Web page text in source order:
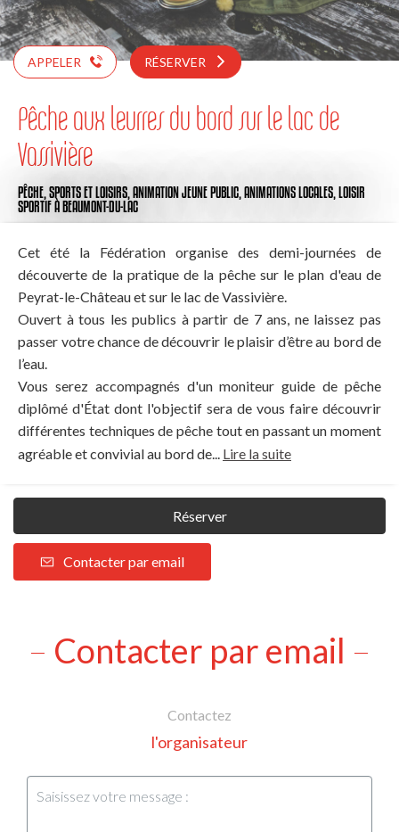
APPELER RÉSERVER
Pêche aux leurres du bord sur le lac de
Vassivière
PÊCHE, SPORTS ET LOISIRS, ANIMATION JEUNE PUBLIC, ANIMATIONS LOCALES, LOISIR
SPORTIFÀ BEAUMONT-DU-LAC
Cet été la Fédération organise des demi-journées de
découverte de la pratique de la pêche sur le plan d'eau de
Peyrat-le-Château et sur le lac de Vassivière.
Ouvert à tous les publics à partir de 7 ans, ne laissez pas
passer votre chance de découvrir le plaisir d’être au bord de
l’eau.
Vous serez accompagnés d'un moniteur guide de pêche
diplômé d'État dont l'objectif sera de vous faire découvrir
différentes techniques de pêche tout en passant un moment
agréable et convivial au bord de... Lire la suite
Réserver
Contacter par email
Contacter par email
Contactez
l'organisateur